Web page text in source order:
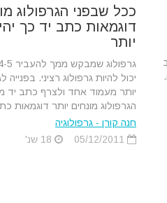
ככל שבפני הגרפולוג
דוגמאות כתב יד כך
יותר
יכול להיות גרפולוג רציני.
יותר מעמוד אחד ולצרף כתב יד
הגרפולוג מונחים יותר דוגמאות
חנה קורן - גרפולוגיה